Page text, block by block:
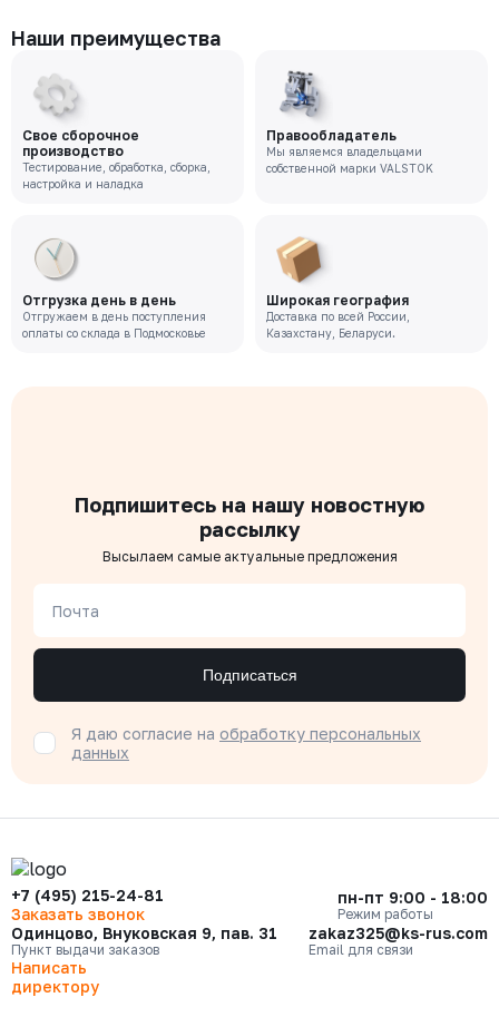
Наши преимущества
Свое сборочное
производство
Тестирование, обработка, сборка,
настройка и наладка
Правообладатель
Мы являемся владельцами
собственной марки VALSTOK
Отгрузка день в день
Отгружаем в день поступления
оплаты со склада в Подмосковье
Широкая география
Доставка по всей России,
Казахстану, Беларуси.
Подпишитесь на нашу новостную
рассылку
Высылаем самые актуальные предложения
Почта
Подписаться
Я даю согласие на обработку персональных
данных
+7 (495) 215-24-81
Заказать звонок
пн-пт 9:00 - 18:00
Режим работы
Одинцово, Внуковская 9, пав. 31
Пункт выдачи заказов
zakaz325@ks-rus.com
Email для связи
Написать
директору